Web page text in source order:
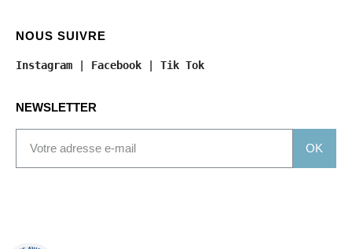
NOUS SUIVRE
Instagram | Facebook | Tik Tok
NEWSLETTER
OK